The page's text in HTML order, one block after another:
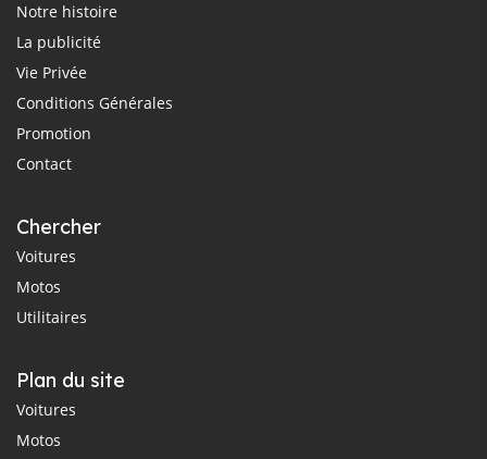
Notre histoire
La publicité
Vie Privée
Conditions Générales
Promotion
Contact
Chercher
Voitures
Motos
Utilitaires
Plan du site
Voitures
Motos